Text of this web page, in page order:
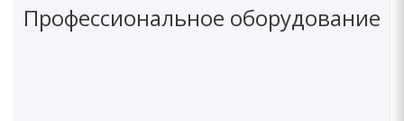
Профессиональное оборудование